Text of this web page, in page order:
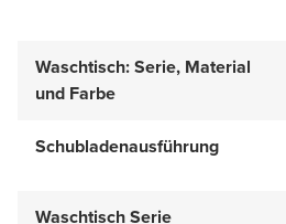
Waschtisch: Serie, Material
und Farbe
Schubladenausführung
Waschtisch Serie